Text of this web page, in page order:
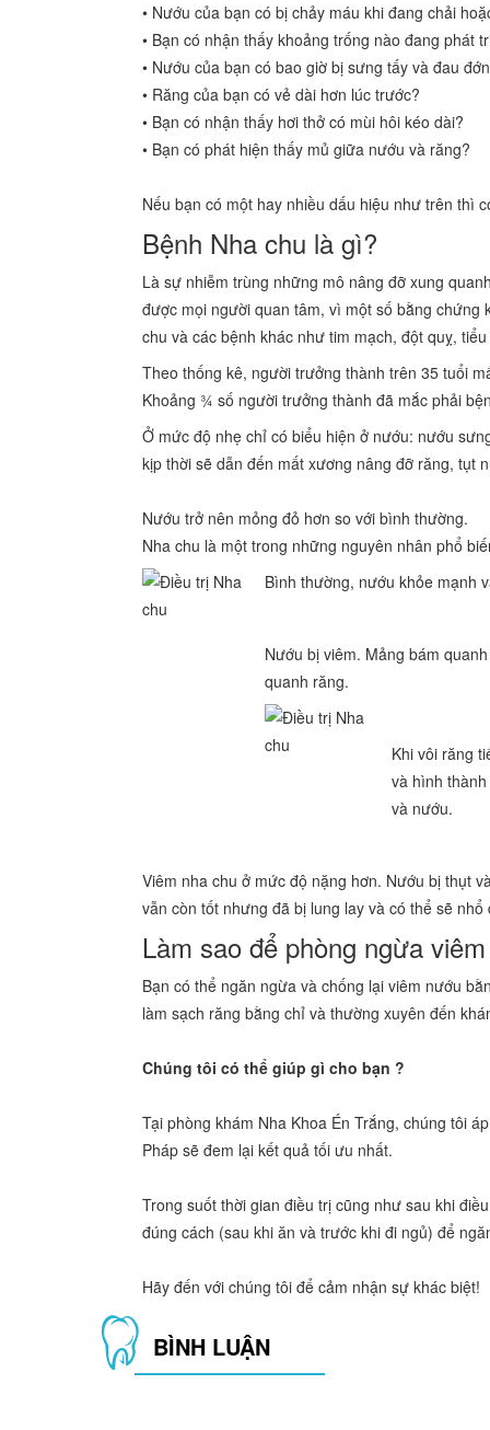
• Nướu của bạn có bị chảy máu khi đang chải
• Bạn có nhận thấy khoảng trống nào đang phát
• Nướu của bạn có bao giờ bị sưng tấy và đau
• Răng của bạn có vẻ dài hơn lúc trước?
• Bạn có nhận thấy hơi thở có mùi hôi kéo dài?
• Bạn có phát hiện thấy mủ giữa nướu và răng?
Nếu bạn có một hay nhiều dấu hiệu như trên thì
Bệnh Nha chu là gì?
Là sự nhiễm trùng những mô nâng đỡ xung
được mọi người quan tâm, vì một số bằng
chu và các bệnh khác như tim mạch, đột quỵ,
Theo thống kê, người trưởng thành trên 35 tuổi
Khoảng ¾ số người trưởng thành đã mắc phải
Ở mức độ nhẹ chỉ có biểu hiện ở nướu: nướu
kịp thời sẽ dẫn đến mất xương nâng đỡ răng, tụt
Nướu trở nên mỏng đỏ hơn so với bình thường.
Nha chu là một trong những nguyên nhân phổ
Bình thường, nướu khỏe mạnh
Nướu bị viêm. Mảng bám
quanh răng.
Khi vôi răng
và hình
và nướu.
Viêm nha chu ở mức độ nặng hơn. Nướu bị thụt
vẫn còn tốt nhưng đã bị lung lay và có thể sẽ nhổ
Làm sao để phòng ngừa
Bạn có thể ngăn ngừa và chống lại viêm nướu
làm sạch răng bằng chỉ và thường xuyên đến
Chúng tôi có thể giúp gì cho bạn ?
Tại phòng khám Nha Khoa Én Trắng, chúng tôi
Pháp sẽ đem lại kết quả tối ưu nhất.
Trong suốt thời gian điều trị cũng như sau khi
đúng cách (sau khi ăn và trước khi đi ngủ) để
Hãy đến với chúng tôi để cảm nhận sự khác biệt!
BÌNH LUẬN